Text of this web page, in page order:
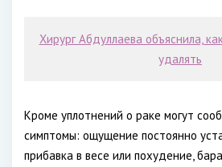
Хирург Абдуллаева объяснила,
удалять
Кроме уплотнений о раке могут
симптомы: ощущение постоянно
прибавка в весе или похудение,